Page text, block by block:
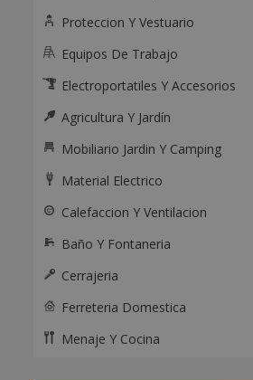
Proteccion Y Vestuario
Equipos De Trabajo
Electroportatiles Y Accesorios
Agricultura Y Jardín
Mobiliario Jardin Y Camping
Material Electrico
Calefaccion Y Ventilacion
Baño Y Fontaneria
Cerrajeria
Ferreteria Domestica
Menaje Y Cocina